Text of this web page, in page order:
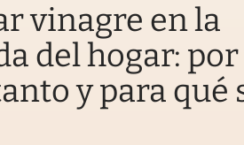
vinagre en la
del hogar: por
y para qué